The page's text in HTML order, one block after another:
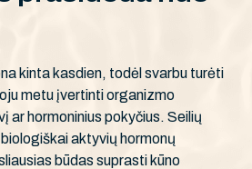
kinta kasdien, todėl svarbu turėti
metu įvertinti organizmo
ar hormoninius pokyčius. Seilių
aktyvių hormonų
būdas suprasti kūno